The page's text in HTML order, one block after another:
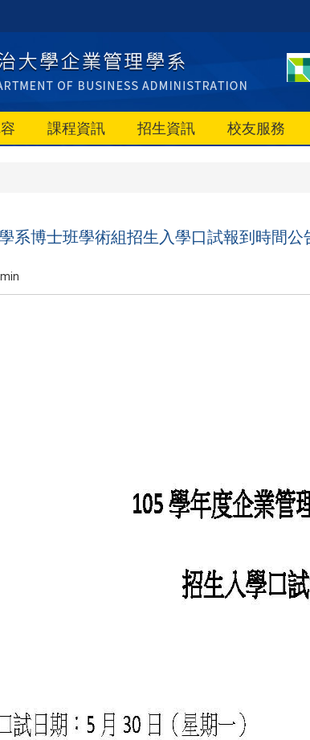
課程資訊 招生資訊 校友服務
系博士班學術組招生入學口試報到時間公